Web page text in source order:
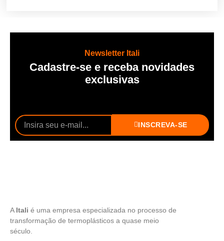
Newsletter Itali
Cadastre-se e receba novidades
exclusivas
INSCREVA-SE
A Itali é uma empresa especializada no processo de
transformação de termoplásticos a quase meio
século.